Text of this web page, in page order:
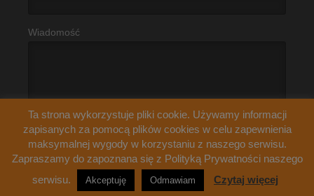
Wiadomość
Ta strona wykorzystuje pliki cookie. Używamy informacji
zapisanych za pomocą plików cookies w celu zapewnienia
maksymalnej wygody w korzystaniu z naszego serwisu.
Zapraszamy do zapoznana się z Polityką Prywatności naszego
serwisu.
Akceptuję Odmawiam Czytaj więcej